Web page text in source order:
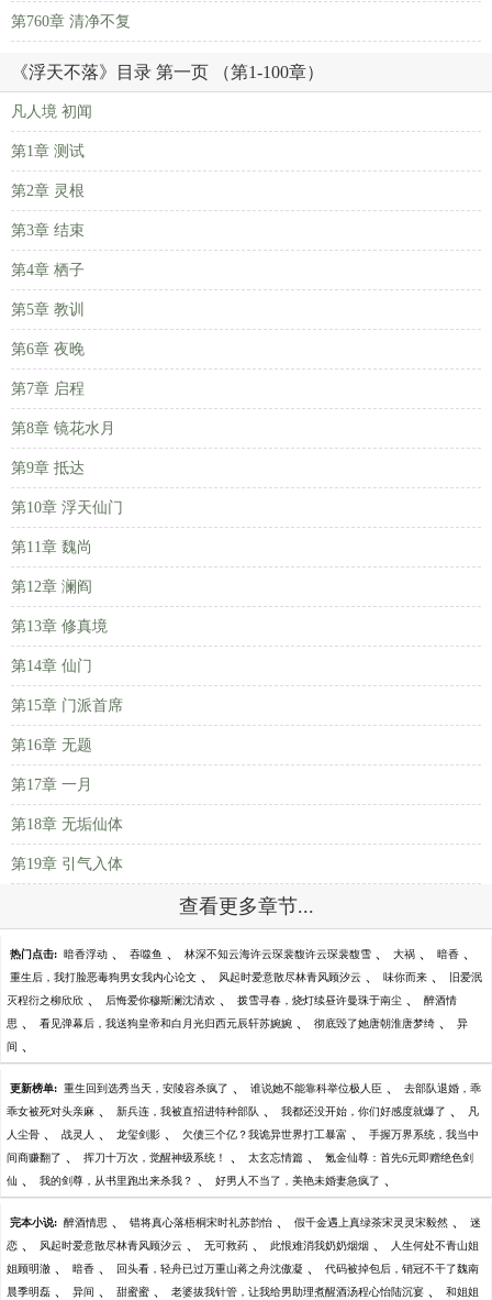
第760章 清净不复
《浮天不落》目录 第一页 （第1-100章）
凡人境 初闻
第1章 测试
第2章 灵根
第3章 结束
第4章 栖子
第5章 教训
第6章 夜晚
第7章 启程
第8章 镜花水月
第9章 抵达
第10章 浮天仙门
第11章 魏尚
第12章 澜阎
第13章 修真境
第14章 仙门
第15章 门派首席
第16章 无题
第17章 一月
第18章 无垢仙体
第19章 引气入体
查看更多章节...
热门点击: 暗香浮动 、 吞噬鱼 、 林深不知云海许云琛裴馥许云琛裴馥雪 、 大祸 、 暗香 、
重生后，我打脸恶毒狗男女我内心论文 、 风起时爱意散尽林青风顾汐云 、 味你而来 、 旧爱泯
灭程衍之柳欣欣 、 后悔爱你穆斯澜沈清欢 、 拨雪寻春，烧灯续昼许曼珠于南尘 、 醉酒情
思 、 看见弹幕后，我送狗皇帝和白月光归西元辰轩苏婉婉 、 彻底毁了她唐朝淮唐梦绮 、 异
间 、
更新榜单: 重生回到选秀当天，安陵容杀疯了 、 谁说她不能靠科举位极人臣 、 去部队退婚，乖
乖女被死对头亲麻 、 新兵连，我被直招进特种部队 、 我都还没开始，你们好感度就爆了 、 凡
人尘骨 、 战灵人 、 龙玺剑影 、 欠债三个亿？我诡异世界打工暴富 、 手握万界系统，我当中
间商赚翻了 、 挥刀十万次，觉醒神级系统！ 、 太玄忘情篇 、 氪金仙尊：首先6元即赠绝色剑
仙 、 我的剑尊，从书里跑出来杀我？ 、 好男人不当了，美艳未婚妻急疯了 、
完本小说: 醉酒情思 、 错将真心落梧桐宋时礼苏韵怡 、 假千金遇上真绿茶宋灵灵宋毅然 、 迷
恋 、 风起时爱意散尽林青风顾汐云 、 无可救药 、 此恨难消我奶奶烟烟 、 人生何处不青山姐
姐顾明澈 、 暗香 、 回头看，轻舟已过万重山蒋之舟沈傲凝 、 代码被掉包后，销冠不干了魏南
晨季明磊 、 异间 、 甜蜜蜜 、 老婆拔我针管，让我给男助理煮醒酒汤程心怡陆沉宴 、 和姐姐